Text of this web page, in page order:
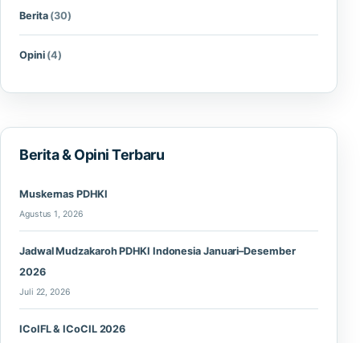
Berita (30)
Opini (4)
Berita & Opini Terbaru
Muskernas PDHKI
Agustus 1, 2026
Jadwal Mudzakaroh PDHKI Indonesia Januari–Desember
2026
Juli 22, 2026
ICoIFL & ICoCIL 2026